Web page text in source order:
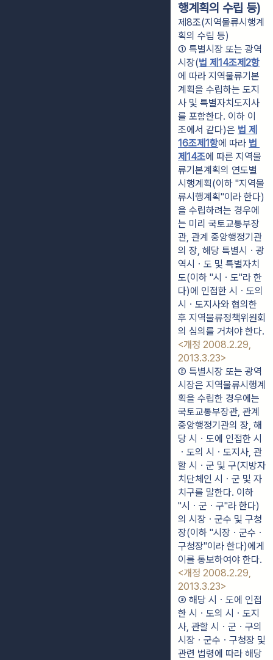
행계획의 수립 등)
제8조(지역물류시행계
획의 수립 등)
① 특별시장 또는 광역
시장(법 제14조제2항
에 따라 지역물류기본
계획을 수립하는 도지
사 및 특별자치도지사
를 포함한다. 이하 이
조에서 같다)은 법 제
16조제1항에 따라 법
제14조에 따른 지역물
류기본계획의 연도별
시행계획(이하 "지역물
류시행계획"이라 한다)
을 수립하려는 경우에
는 미리 국토교통부장
관, 관계 중앙행정기관
의 장, 해당 특별시ㆍ광
역시ㆍ도 및 특별자치
도(이하 "시ㆍ도"라 한
다)에 인접한 시ㆍ도의
시ㆍ도지사와 협의한
후 지역물류정책위원회
<개정 2008.2.29,
2013.3.23>
② 특별시장 또는 광역
시장은 지역물류시행계
획을 수립한 경우에는
국토교통부장관, 관계
중앙행정기관의 장, 해
당 시ㆍ도에 인접한 시
ㆍ도의 시ㆍ도지사, 관
할 시ㆍ군 및 구(지방자
치단체인 시ㆍ군 및 자
치구를 말한다. 이하
"시ㆍ군ㆍ구"라 한다)
의 시장ㆍ군수 및 구청
장(이하 "시장ㆍ군수ㆍ
구청장"이라 한다)에게
<개정 2008.2.29,
2013.3.23>
③ 해당 시ㆍ도에 인접
한 시ㆍ도의 시ㆍ도지
사, 관할 시ㆍ군ㆍ구의
시장ㆍ군수ㆍ구청장 및
관련 법령에 따라 해당